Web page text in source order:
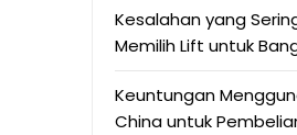
Kesalahan yang
Memilih Lift untuk
Keuntungan
China untuk